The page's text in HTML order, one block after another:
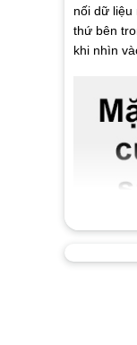
nối dữ liệu
thứ bên
khi nhìn